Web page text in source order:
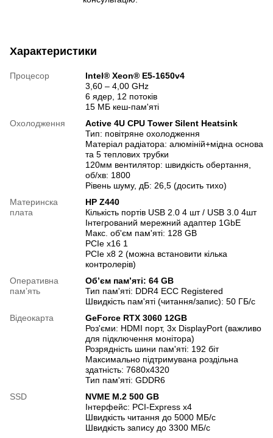
Характеристики
Процесор
Intel® Xeon® E5-1650v4
3,60 – 4,00 GHz
6 ядер, 12 потоків
15 МБ кеш-пам'яті
Охолодження
Active 4U CPU Tower Silent Heatsink
Тип: повітряне охолодження
Матеріал радіатора: алюміній+мідна основа
та 5 теплових трубки
120мм вентилятор: швидкість обертання,
об/хв: 1800
Рівень шуму, дБ: 26,5 (досить тихо)
Материнска
плата
HP Z440
Кількість портів USB 2.0 4 шт / USB 3.0 4шт
Інтегрований мережний адаптер 1GbE
Макс. об'єм пам'яті: 128 GB
PCIe x16 1
PCIe x8 2 (можна встановити кілька
контролерів)
Оперативна
памʼять
Об’єм пам’яті: 64 GB
Тип пам'яті: DDR4 ECC Registered
Швидкість пам'яті (читання/запис): 50 ГБ/с
Відеокарта
GeForce RTX 3060 12GB
Роз'єми: HDMI порт, 3х DisplayPort (важливо
для підключення монітора)
Розрядність шини пам'яті: 192 біт
Максимально підтримувана роздільна
здатність: 7680x4320
Тип пам'яті: GDDR6
SSD
NVME M.2 500 GB
Інтерфейс: PCI-Express x4
Швидкість читання до 5000 МБ/с
Швидкість запису до 3300 МБ/с